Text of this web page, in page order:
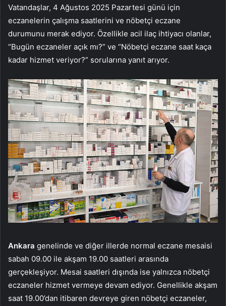
Vatandaşlar, 4 Ağustos 2025 Pazartesi günü için
eczanelerin çalışma saatlerini ve nöbetçi eczane
durumunu merak ediyor. Özellikle acil ilaç ihtiyacı olanlar,
“Bugün eczaneler açık mı?” ve “Nöbetçi eczane saat kaça
kadar hizmet veriyor?” sorularına yanıt arıyor.
Ankara genelinde ve diğer illerde normal eczane mesaisi
sabah 09.00 ile akşam 19.00 saatleri arasında
gerçekleşiyor. Mesai saatleri dışında ise yalnızca nöbetçi
eczaneler hizmet vermeye devam ediyor. Genellikle akşam
saat 19.00’dan itibaren devreye giren nöbetçi eczaneler,